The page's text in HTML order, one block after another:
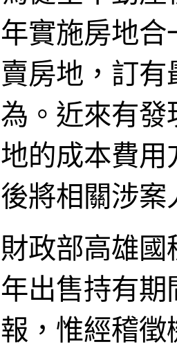
年實施房地
賣房地，訂
為。近來有發
地的成本費用
後將相關涉案
財政部高雄國
年出售持有
報，惟經稽徵